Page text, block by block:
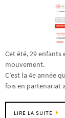
Cet été, 29 enfants
mouvement.
C’est la 4e année
fois en partenariat
LIRE LA SUITE